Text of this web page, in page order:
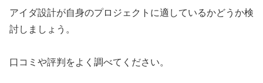
アイダ設計が自身のプロジェクトに適しているかどうか検
討しましょう。
口コミや評判をよく調べてください。